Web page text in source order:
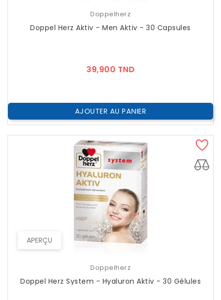
Doppelherz
Doppel Herz Aktiv - Men Aktiv - 30 Capsules
39,900 TND
AJOUTER AU PANIER
APERÇU
Doppelherz
Doppel Herz System - Hyaluron Aktiv - 30 Gélules